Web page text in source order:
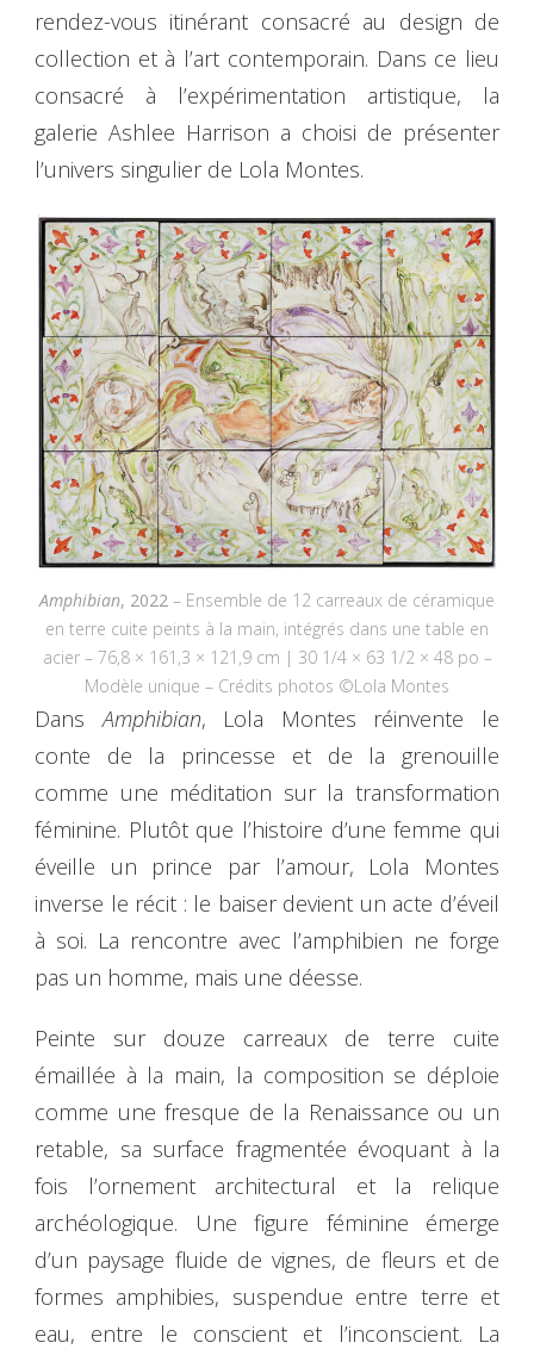
rendez-vous itinérant consacré au design de
collection et à l’art contemporain. Dans ce lieu
consacré à l’expérimentation artistique, la
galerie Ashlee Harrison a choisi de présenter
l’univers singulier de Lola Montes.
Amphibian, 2022 – Ensemble de 12 carreaux de céramique
en terre cuite peints à la main, intégrés dans une table en
acier – 76,8 × 161,3 × 121,9 cm | 30 1/4 × 63 1/2 × 48 po –
Modèle unique – Crédits photos ©Lola Montes
DansAmphibian, Lola Montes réinvente le
conte de la princesse et de la grenouille
comme une méditation sur la transformation
féminine. Plutôt que l’histoire d’une femme qui
éveille un prince par l’amour, Lola Montes
inverse le récit : le baiser devient un acte d’éveil
à soi. La rencontre avec l’amphibien ne forge
pas un homme, mais une déesse.
Peinte sur douze carreaux de terre cuite
émaillée à la main, la composition se déploie
comme une fresque de la Renaissance ou un
retable, sa surface fragmentée évoquant à la
fois l’ornement architectural et la relique
archéologique. Une figure féminine émerge
d’un paysage fluide de vignes, de fleurs et de
formes amphibies, suspendue entre terre et
eau, entre le conscient et l’inconscient. La